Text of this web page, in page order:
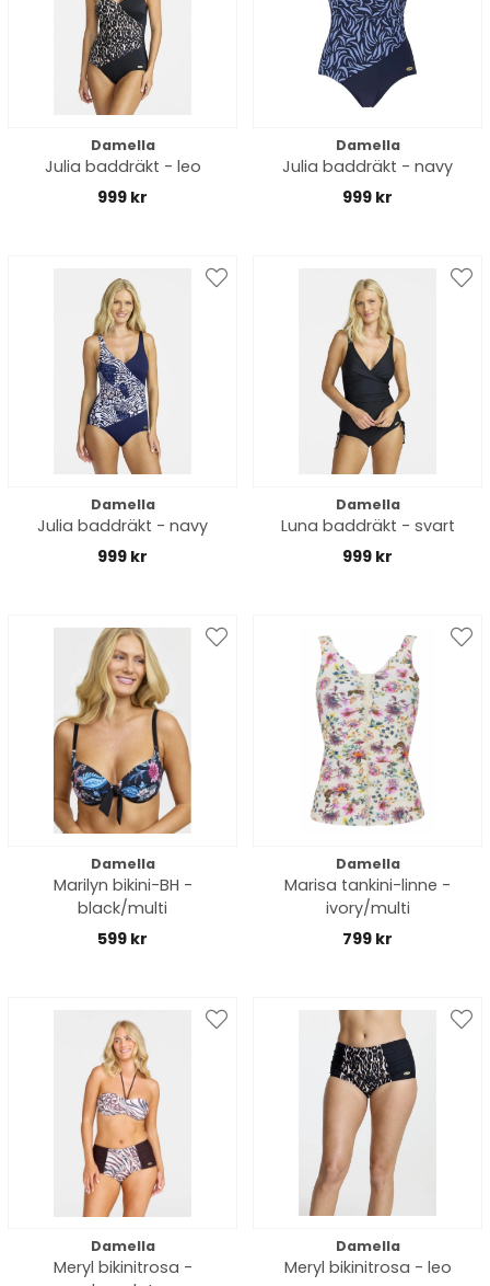
Damella
Julia baddräkt - leo
999 kr
Damella
Julia baddräkt - navy
999 kr
Damella
Julia baddräkt - navy
999 kr
Damella
Luna baddräkt - svart
999 kr
Damella
Marilyn bikini-BH -
black/multi
599 kr
Damella
Marisa tankini-linne -
ivory/multi
799 kr
Damella
Meryl bikinitrosa -
Damella
Meryl bikinitrosa - leo